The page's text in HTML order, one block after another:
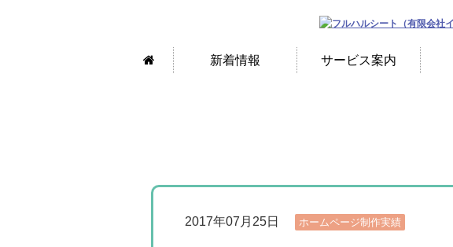
新着情報 サービス案内
2017年07月25日 ホームページ制作実績